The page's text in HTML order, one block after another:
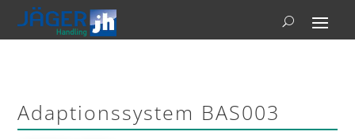
Adaptionssystem BAS003